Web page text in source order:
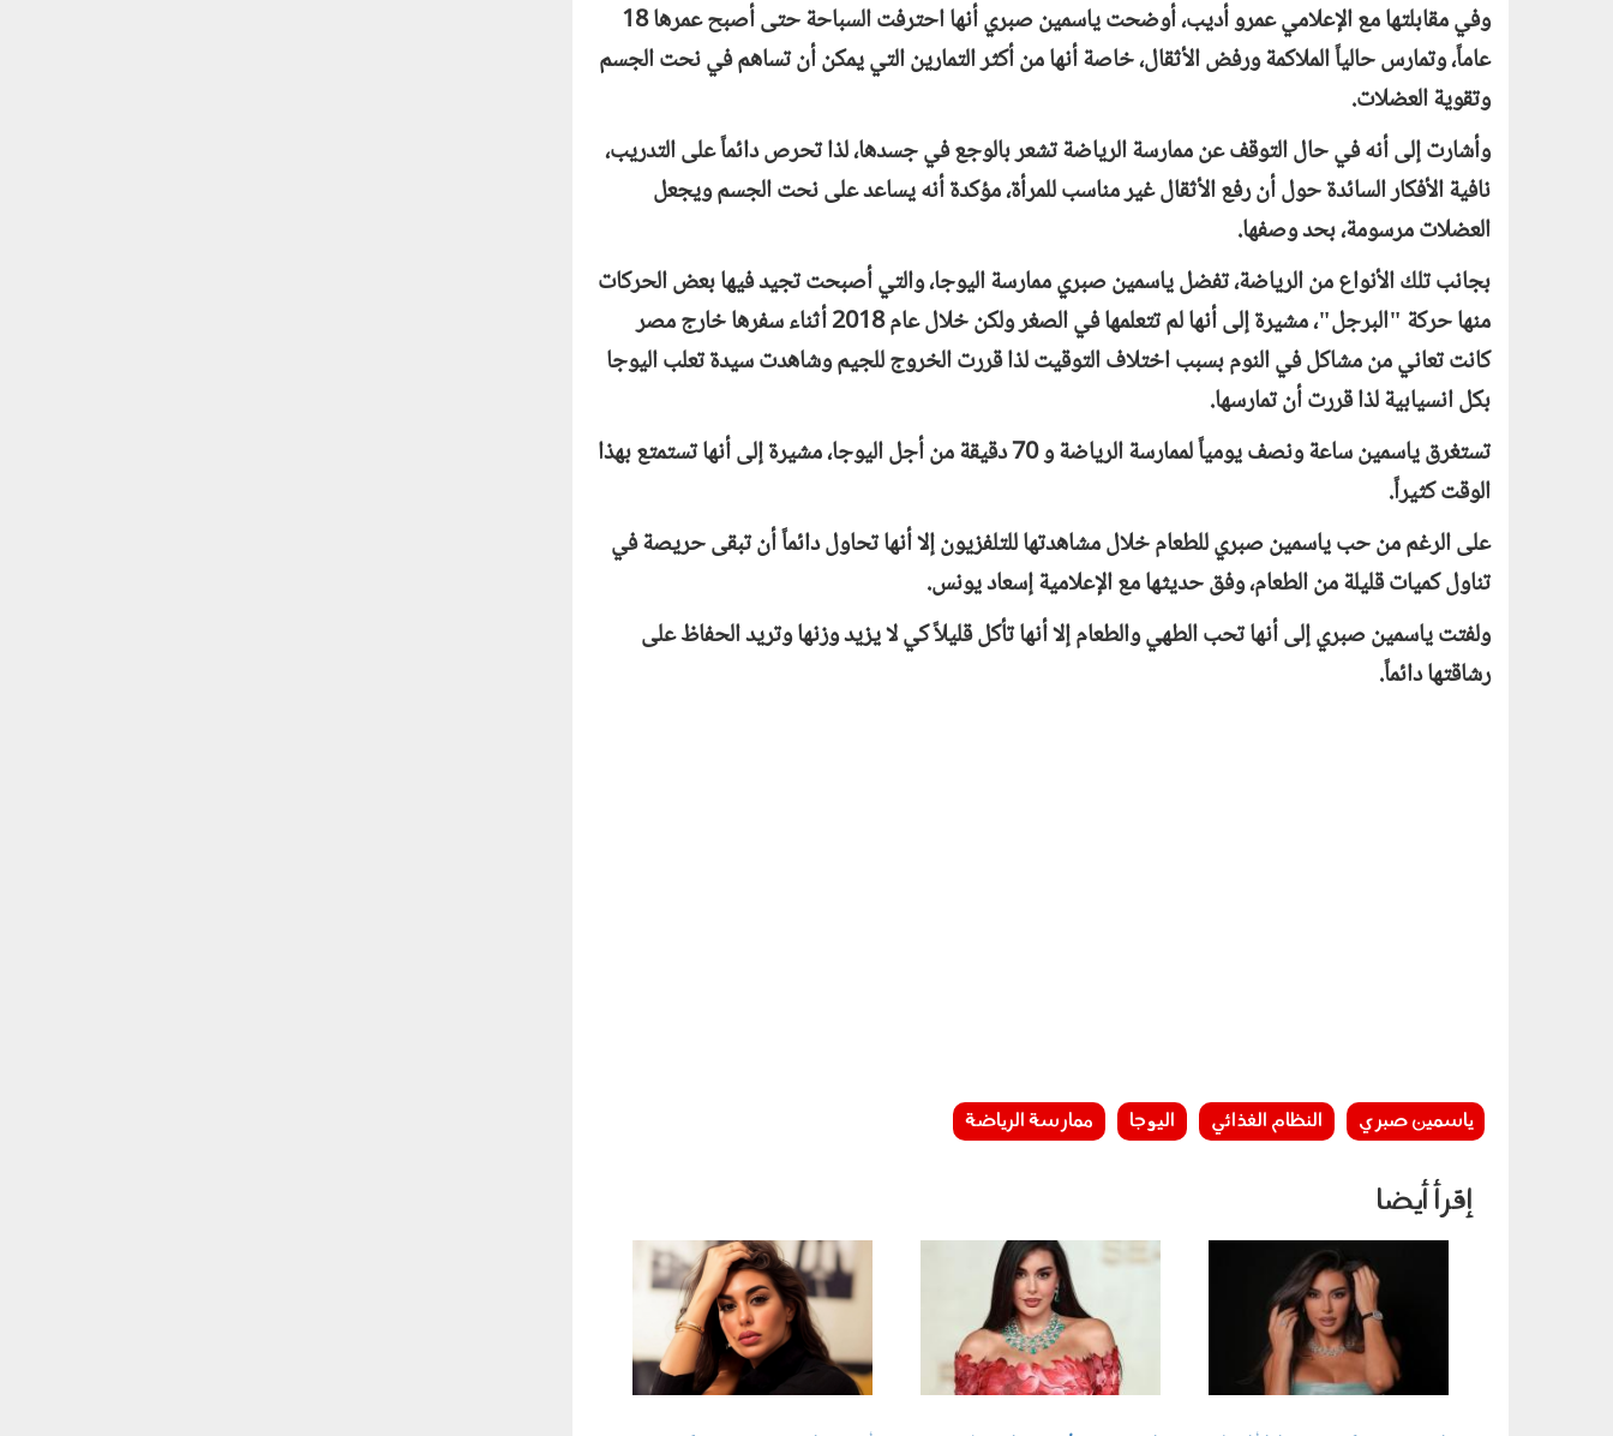
وفي مقابلتها مع الإعلامي عمرو أديب، أوضحت ياسمين صبري أنها احترفت السباحة حتى أصبح عمرها 18
عاماً، وتمارس حالياً الملاكمة ورفض الأثقال، خاصة أنها من أكثر التمارين التي يمكن أن تساهم في نحت الجسم
وتقوية العضلات.
وأشارت إلى أنه في حال التوقف عن ممارسة الرياضة تشعر بالوجع في جسدها، لذا تحرص دائماً على التدريب،
نافية الأفكار السائدة حول أن رفع الأثقال غير مناسب للمرأة، مؤكدة أنه يساعد على نحت الجسم ويجعل
العضلات مرسومة، بحد وصفها.
بجانب تلك الأنواع من الرياضة، تفضل ياسمين صبري ممارسة اليوجا، والتي أصبحت تجيد فيها بعض الحركات
منها حركة "البرجل"، مشيرة إلى أنها لم تتعلمها في الصغر ولكن خلال عام 2018 أثناء سفرها خارج مصر
كانت تعاني من مشاكل في النوم بسبب اختلاف التوقيت لذا قررت الخروج للجيم وشاهدت سيدة تعلب اليوجا
بكل انسيابية لذا قررت أن تمارسها.
تستغرق ياسمين ساعة ونصف يومياً لممارسة الرياضة و 70 دقيقة من أجل اليوجا، مشيرة إلى أنها تستمتع بهذا
الوقت كثيراً.
على الرغم من حب ياسمين صبري للطعام خلال مشاهدتها للتلفزيون إلا أنها تحاول دائماً أن تبقى حريصة في
تناول كميات قليلة من الطعام، وفق حديثها مع الإعلامية إسعاد يونس.
ولفتت ياسمين صبري إلى أنها تحب الطهي والطعام إلا أنها تأكل قليلاً كي لا يزيد وزنها وتريد الحفاظ على
رشاقتها دائماً.
ياسمين صبري النظام الغذائي اليوجا ممارسة الرياضة
إقرأ أيضا
yasmeensn.png